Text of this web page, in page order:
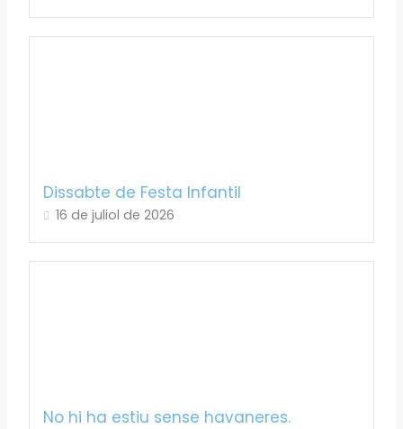
Dissabte de Festa Infantil
16 de juliol de 2026
No hi ha estiu sense havaneres.